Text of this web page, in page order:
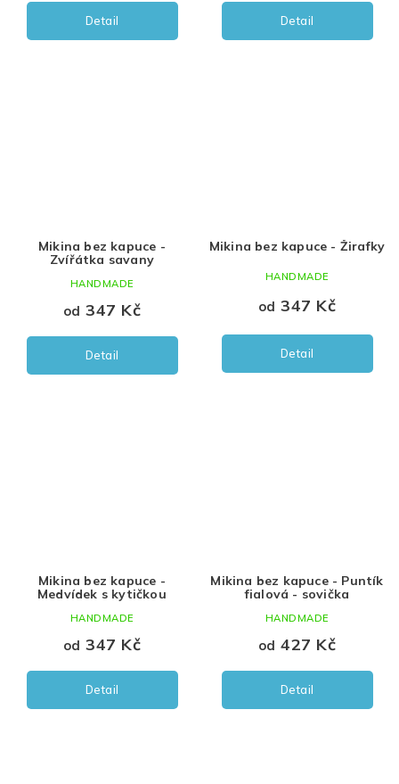
Detail Detail
Mikina bez kapuce -
Zvířátka savany
od 347 Kč
Detail
HANDMADE
Mikina bez kapuce - Žirafky
od 347 Kč
Detail
HANDMADE
Mikina bez kapuce -
Medvídek s kytičkou
od 347 Kč
Detail
HANDMADE
Mikina bez kapuce - Puntík
fialová - sovička
od 427 Kč
Detail
HANDMADE